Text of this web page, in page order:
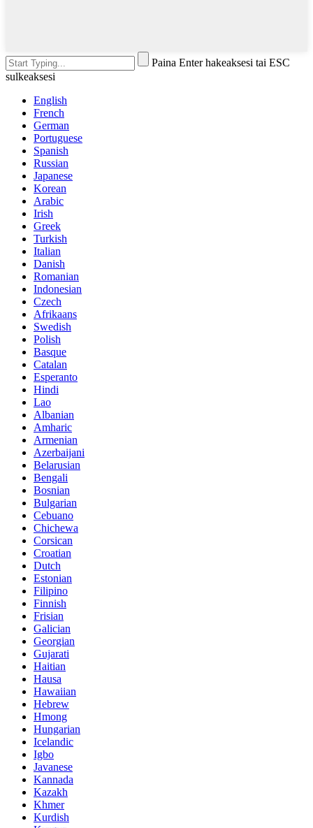
Paina Enter hakeaksesi tai ESC
sulkeaksesi
English
French
German
Portuguese
Spanish
Russian
Japanese
Korean
Arabic
Irish
Greek
Turkish
Italian
Danish
Romanian
Indonesian
Czech
Afrikaans
Swedish
Polish
Basque
Catalan
Esperanto
Hindi
Lao
Albanian
Amharic
Armenian
Azerbaijani
Belarusian
Bengali
Bosnian
Bulgarian
Cebuano
Chichewa
Corsican
Croatian
Dutch
Estonian
Filipino
Finnish
Frisian
Galician
Georgian
Gujarati
Haitian
Hausa
Hawaiian
Hebrew
Hmong
Hungarian
Icelandic
Igbo
Javanese
Kannada
Kazakh
Khmer
Kurdish